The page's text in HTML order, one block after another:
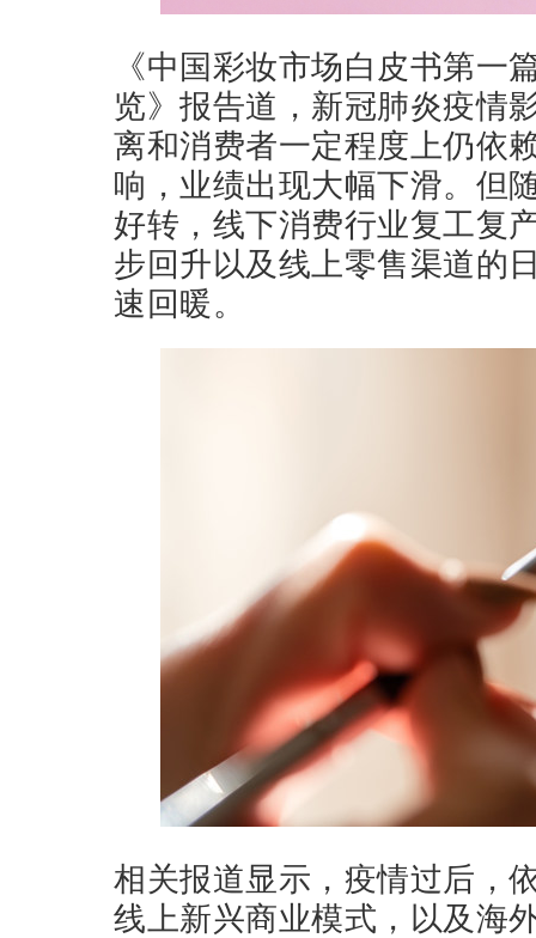
《中国彩妆市场白皮书第一
览》报告道，新冠肺炎疫情
离和消费者一定程度上仍依
响，业绩出现大幅下滑。但
好转，线下消费行业复工复
步回升以及线上零售渠道的
速回暖。
相关报道显示，疫情过后，
线上新兴商业模式，以及海